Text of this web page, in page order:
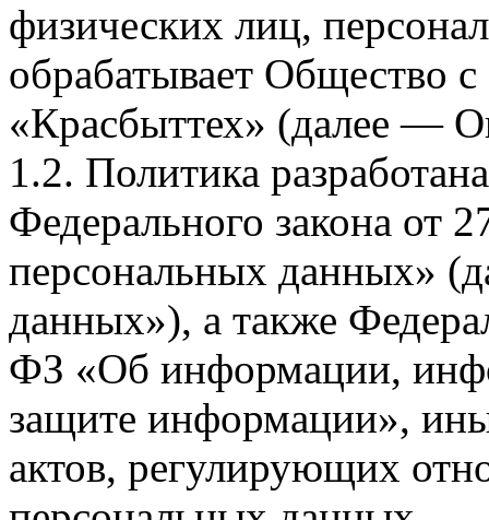
физических лиц,
обрабатывает Общество
«Красбыттех» (далее —
1.2. Политика
Федерального закона
персональных данных»
данных»), а также
ФЗ «Об информации,
защите информации»,
актов, регулирующих